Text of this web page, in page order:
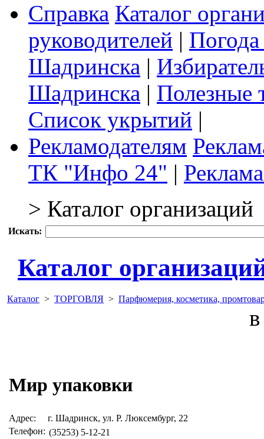
Справка Каталог
руководителей |
Шадринска |
Шадринска | Полезные
Список укрытий |
Рекламодателям
ТК "Инфо 24" |
> Каталог организаций
Искать:
Каталог
Каталог > ТОРГОВЛЯ > Парфюмерия, косметика,
Мир упаковки
Адрес:
г. Шадринск, ул. Р. Люксембург, 22
Телефон: (35253) 5-12-21